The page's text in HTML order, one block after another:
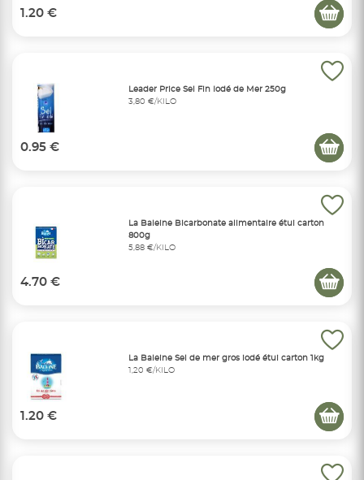
1.20 €
Leader Price Sel Fin Iodé de Mer 250g
3,80 €/KILO
0.95 €
La Baleine Bicarbonate alimentaire étui carton
800g
5,88 €/KILO
4.70 €
La Baleine Sel de mer gros iodé étui carton 1kg
1,20 €/KILO
1.20 €